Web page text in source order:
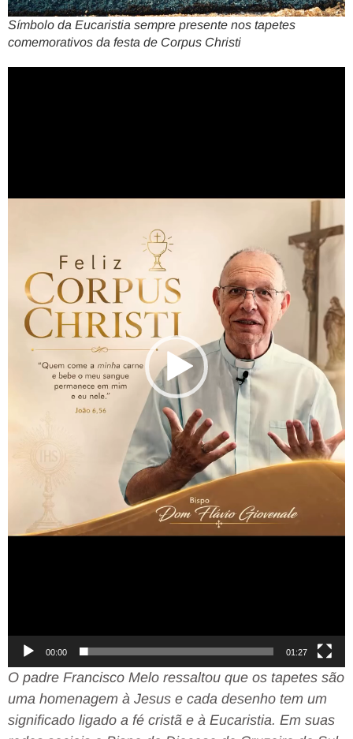
Símbolo da Eucaristia sempre presente nos tapetes
comemorativos da festa de Corpus Christi
00:00 01:27
O padre Francisco Melo ressaltou que os tapetes são
uma homenagem à Jesus e cada desenho tem um
significado ligado a fé cristã e à Eucaristia. Em suas